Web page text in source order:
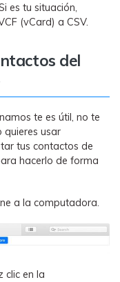
es tu situación,
(vCard) a CSV.
del
te es útil, no te
quieres usar
tus contactos de
hacerlo de forma
a la computadora.
clic en la